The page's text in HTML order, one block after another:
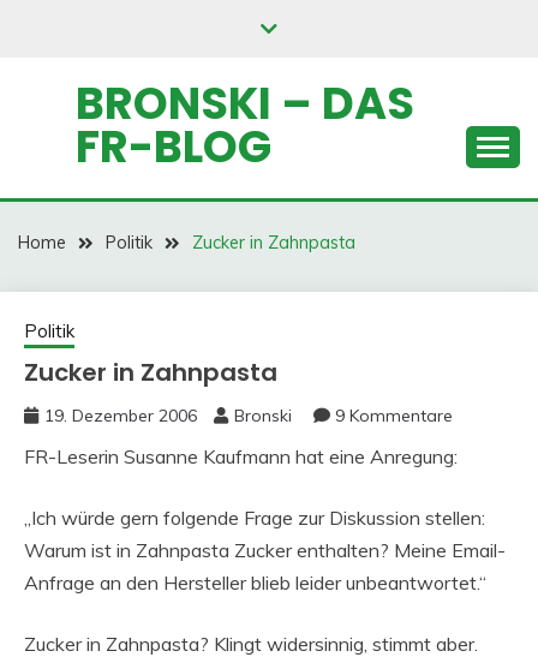
BRONSKI – DAS
FR-BLOG
Home Politik Zucker in Zahnpasta
Politik
Zucker in Zahnpasta
19. Dezember 2006 Bronski 9 Kommentare
FR-Leserin Susanne Kaufmann hat eine Anregung:
„Ich würde gern folgende Frage zur Diskussion stellen:
Warum ist in Zahnpasta Zucker enthalten? Meine Email-
Anfrage an den Hersteller blieb leider unbeantwortet.“
Zucker in Zahnpasta? Klingt widersinnig, stimmt aber.